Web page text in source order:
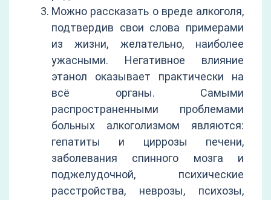
Можно рассказать о вреде алкоголя,
подтвердив свои слова примерами
из жизни, желательно, наиболее
ужасными. Негативное влияние
этанол оказывает практически на
всё органы. Самыми
распространенными проблемами
больных алкоголизмом являются:
гепатиты и циррозы печени,
заболевания спинного мозга и
поджелудочной, психические
расстройства, неврозы, психозы,